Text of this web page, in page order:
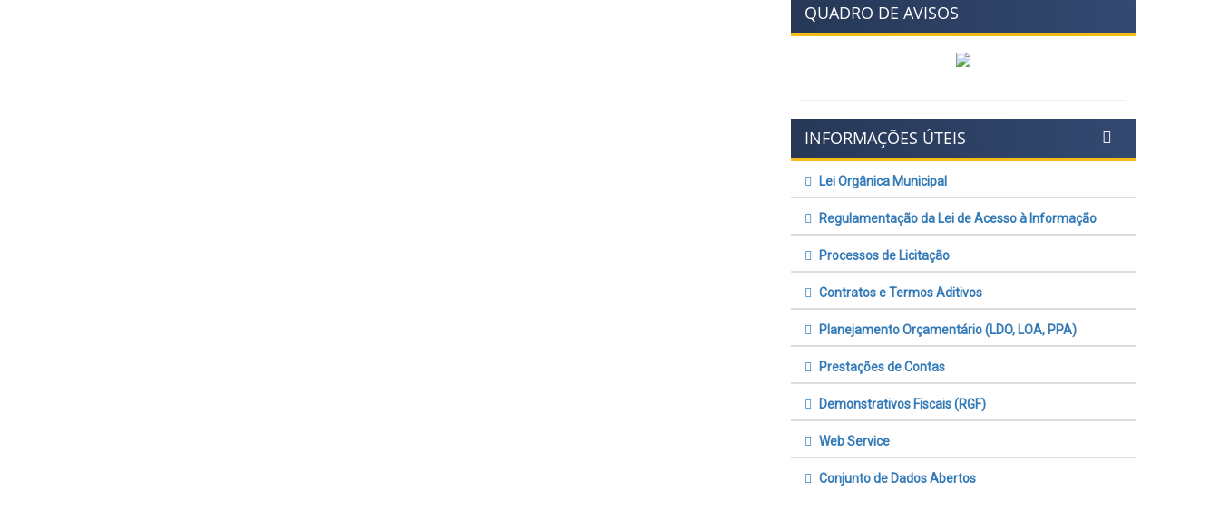
QUADRO DE AVISOS
INFORMAÇÕES ÚTEIS
Lei Orgânica Municipal
Regulamentação da Lei de Acesso à Informação
Processos de Licitação
Contratos e Termos Aditivos
Planejamento Orçamentário (LDO, LOA, PPA)
Prestações de Contas
Demonstrativos Fiscais (RGF)
Web Service
Conjunto de Dados Abertos